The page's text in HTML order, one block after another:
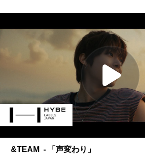
&TEAM  - 「声変わり」